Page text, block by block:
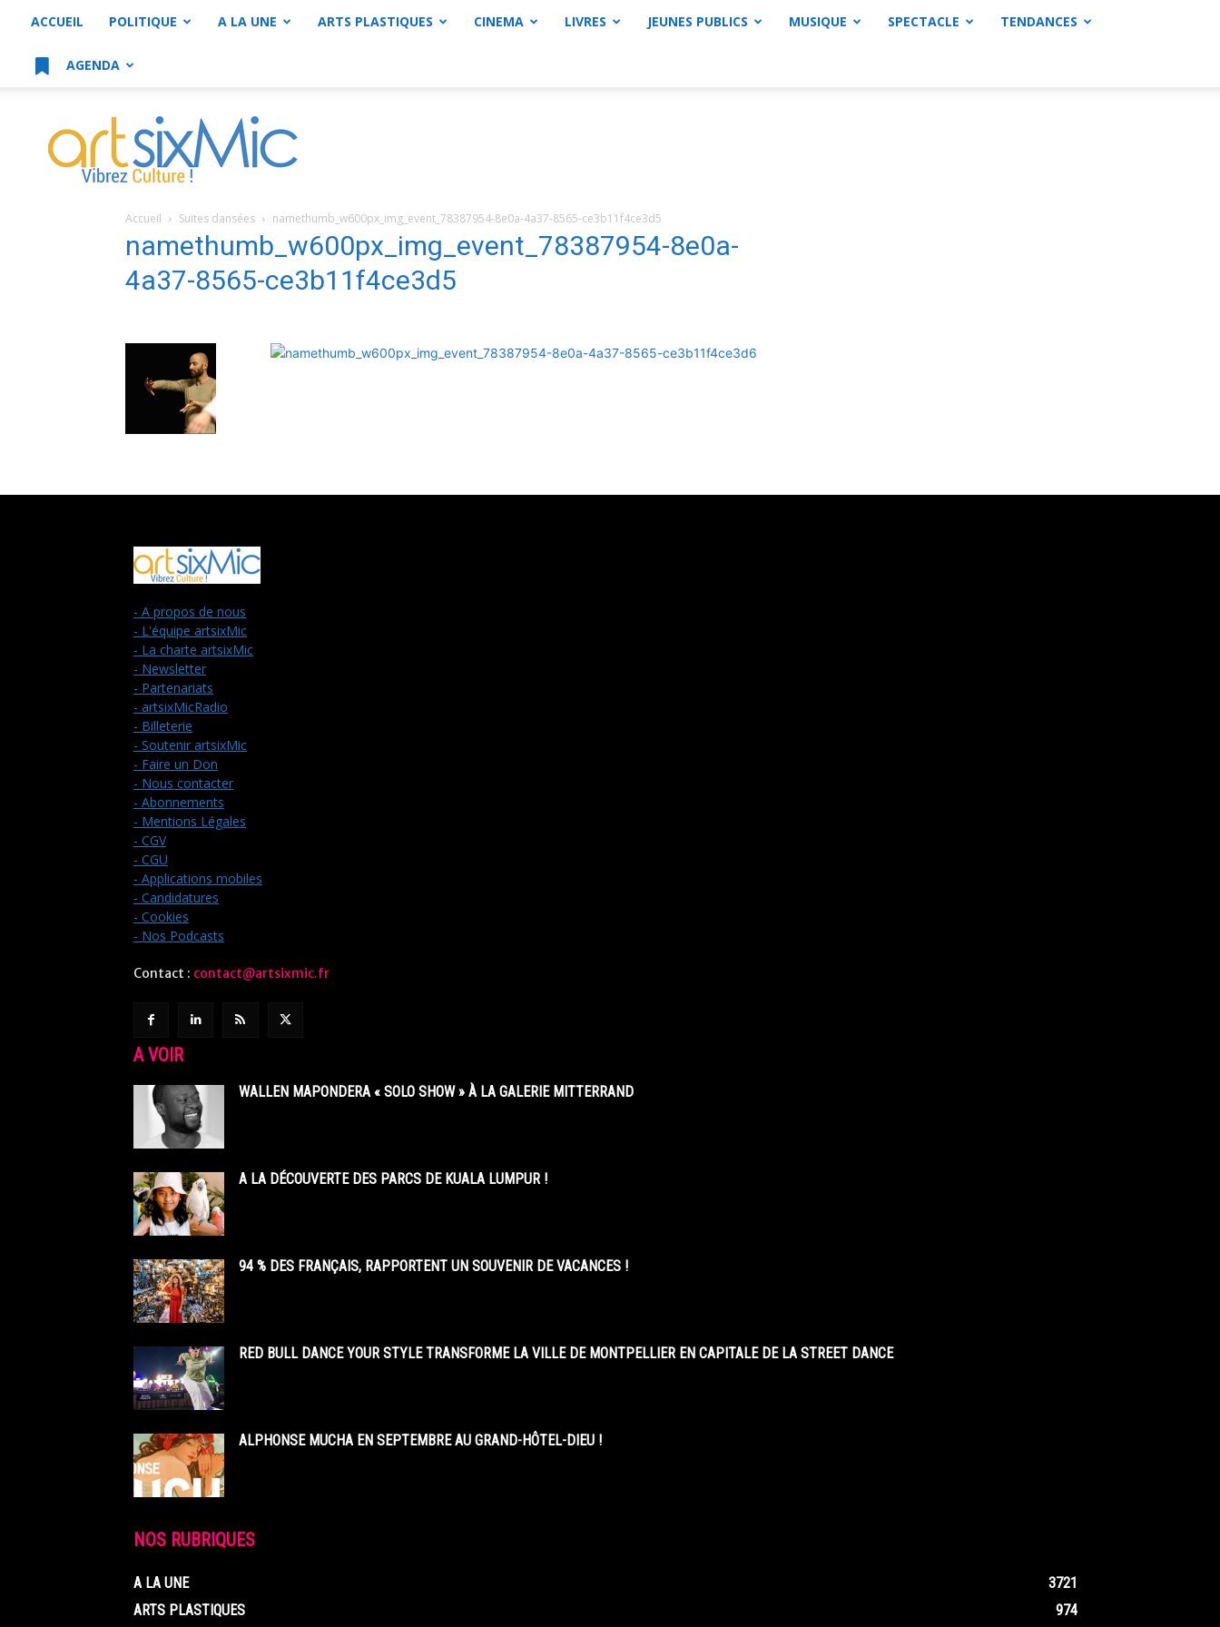
ACCUEIL POLITIQUE A LA UNE ARTS PLASTIQUES CINEMA LIVRES JEUNES PUBLICS MUSIQUE SPECTACLE TENDANCES
AGENDA
artsixMic
Accueil Suites dansées namethumb_w600px_img_event_78387954-8e0a-4a37-8565-ce3b11f4ce3d5
namethumb_w600px_img_event_78387954-8e0a-
4a37-8565-ce3b11f4ce3d5
- A propos de nous
- L'équipe artsixMic
- La charte artsixMic
- Newsletter
- Partenariats
- artsixMicRadio
- Billeterie
- Soutenir artsixMic
- Faire un Don
- Nous contacter
- Abonnements
- Mentions Légales
- CGV
- CGU
- Applications mobiles
- Candidatures
- Cookies
- Nos Podcasts
Contact : contact@artsixmic.fr
A VOIR
WALLEN MAPONDERA « SOLO SHOW » À LA GALERIE MITTERRAND
A LA DÉCOUVERTE DES PARCS DE KUALA LUMPUR !
94 % DES FRANÇAIS, RAPPORTENT UN SOUVENIR DE VACANCES !
RED BULL DANCE YOUR STYLE TRANSFORME LA VILLE DE MONTPELLIER EN CAPITALE DE LA STREET DANCE
ALPHONSE MUCHA EN SEPTEMBRE AU GRAND-HÔTEL-DIEU !
NOS RUBRIQUES
A LA UNE
3721
ARTS PLASTIQUES
974